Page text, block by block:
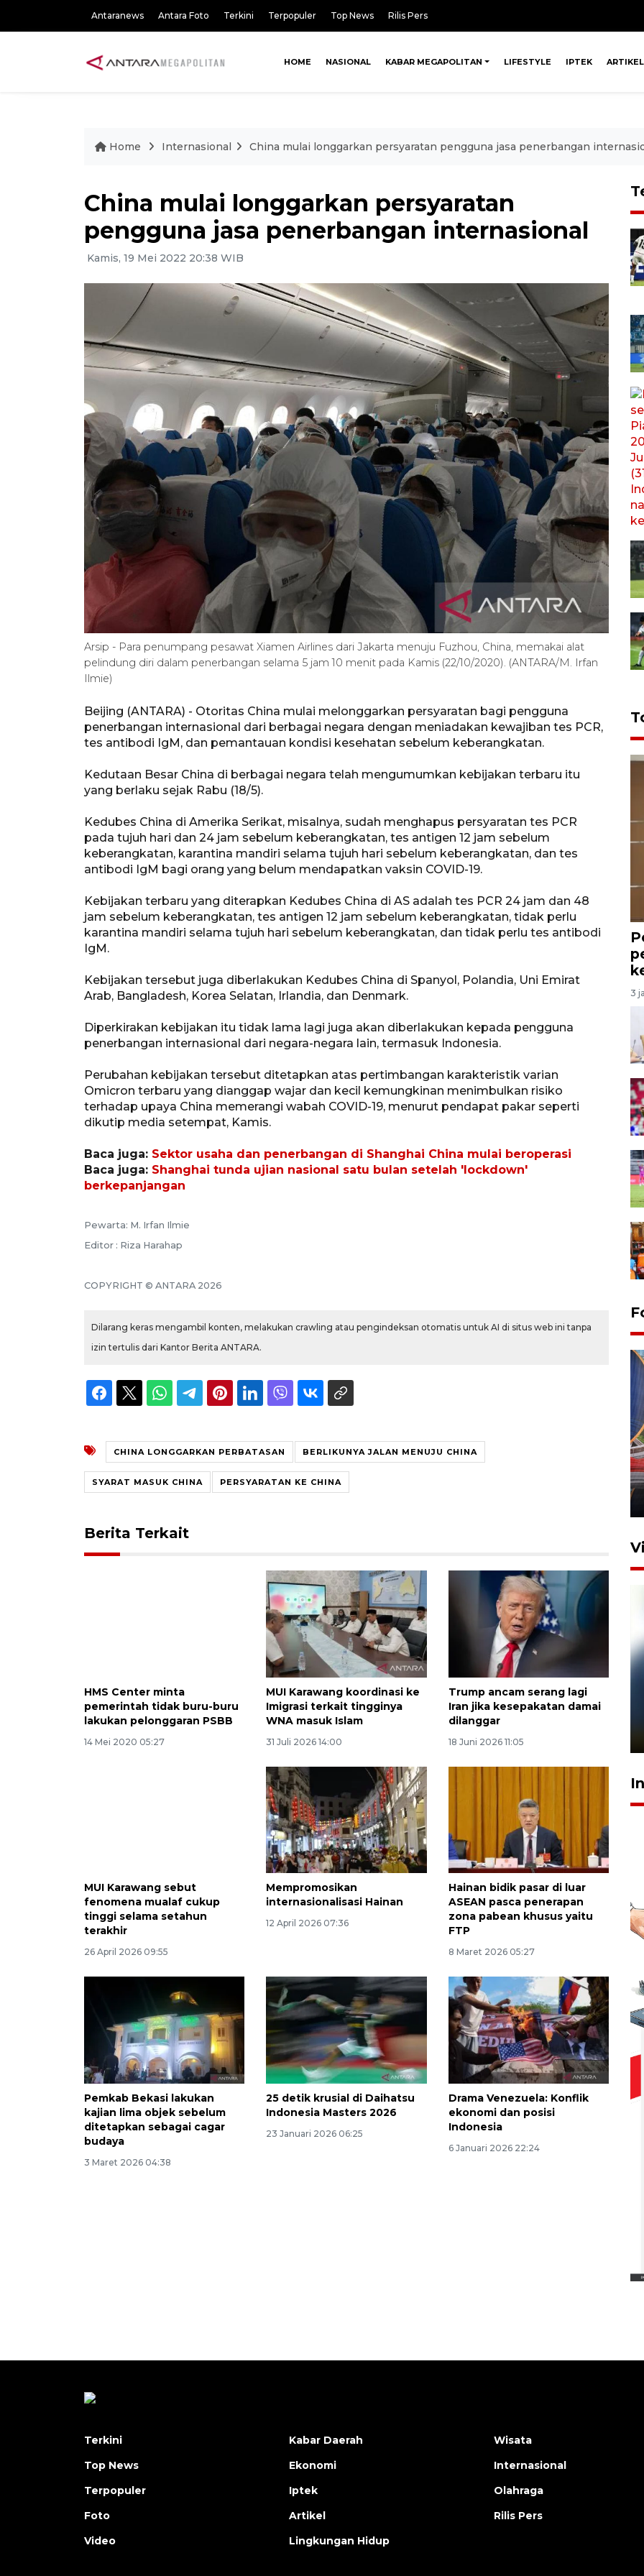
Antaranews Antara Foto Terkini Terpopuler Top News Rilis Pers
HOME NASIONAL KABAR MEGAPOLITAN LIFESTYLE IPTEK ARTIKEL
Home Internasional China mulai longgarkan persyaratan pengguna jasa penerbangan
China mulai longgarkan persyaratan
pengguna jasa penerbangan internasional
Kamis, 19 Mei 2022 20:38 WIB
Arsip - Para penumpang pesawat Xiamen Airlines dari Jakarta menuju Fuzhou, China, memakai alat
pelindung diri dalam penerbangan selama 5 jam 10 menit pada Kamis (22/10/2020). (ANTARA/M. Irfan
Ilmie)
Beijing (ANTARA) - Otoritas China mulai melonggarkan persyaratan bagi pengguna
penerbangan internasional dari berbagai negara dengan meniadakan kewajiban tes PCR,
tes antibodi IgM, dan pemantauan kondisi kesehatan sebelum keberangkatan.
Kedutaan Besar China di berbagai negara telah mengumumkan kebijakan terbaru itu
yang berlaku sejak Rabu (18/5).
Kedubes China di Amerika Serikat, misalnya, sudah menghapus persyaratan tes PCR
pada tujuh hari dan 24 jam sebelum keberangkatan, tes antigen 12 jam sebelum
keberangkatan, karantina mandiri selama tujuh hari sebelum keberangkatan, dan tes
antibodi IgM bagi orang yang belum mendapatkan vaksin COVID-19.
Kebijakan terbaru yang diterapkan Kedubes China di AS adalah tes PCR 24 jam dan 48
jam sebelum keberangkatan, tes antigen 12 jam sebelum keberangkatan, tidak perlu
karantina mandiri selama tujuh hari sebelum keberangkatan, dan tidak perlu tes antibodi
IgM.
Kebijakan tersebut juga diberlakukan Kedubes China di Spanyol, Polandia, Uni Emirat
Arab, Bangladesh, Korea Selatan, Irlandia, dan Denmark.
Diperkirakan kebijakan itu tidak lama lagi juga akan diberlakukan kepada pengguna
penerbangan internasional dari negara-negara lain, termasuk Indonesia.
Perubahan kebijakan tersebut ditetapkan atas pertimbangan karakteristik varian
Omicron terbaru yang dianggap wajar dan kecil kemungkinan menimbulkan risiko
terhadap upaya China memerangi wabah COVID-19, menurut pendapat pakar seperti
dikutip media setempat, Kamis.
Baca juga: Sektor usaha dan penerbangan di Shanghai China mulai beroperasi
Baca juga: Shanghai tunda ujian nasional satu bulan setelah 'lockdown'
berkepanjangan
Pewarta: M. Irfan Ilmie
Editor : Riza Harahap
COPYRIGHT © ANTARA 2026
Dilarang keras mengambil konten, melakukan crawling atau pengindeksan otomatis untuk AI di situs web ini tanpa
izin tertulis dari Kantor Berita ANTARA.
CHINA LONGGARKAN PERBATASAN BERLIKUNYA JALAN MENUJU CHINA
SYARAT MASUK CHINA PERSYARATAN KE CHINA
Berita Terkait
HMS Center minta
pemerintah tidak buru-buru
lakukan pelonggaran PSBB
14 Mei 2020 05:27
MUI Karawang koordinasi ke
Imigrasi terkait tingginya
WNA masuk Islam
31 Juli 2026 14:00
Trump ancam serang lagi
Iran jika kesepakatan damai
dilanggar
18 Juni 2026 11:05
MUI Karawang sebut
fenomena mualaf cukup
tinggi selama setahun
terakhir
26 April 2026 09:55
Mempromosikan
internasionalisasi Hainan
12 April 2026 07:36
Hainan bidik pasar di luar
ASEAN pasca penerapan
zona pabean khusus yaitu
FTP
8 Maret 2026 05:27
Pemkab Bekasi lakukan
kajian lima objek sebelum
ditetapkan sebagai cagar
budaya
3 Maret 2026 04:38
25 detik krusial di Daihatsu
Indonesia Masters 2026
23 Januari 2026 06:25
Drama Venezuela: Konflik
ekonomi dan posisi
Indonesia
6 Januari 2026 22:24
3
Komisi V DPR tinjau
perlintasan sebidang di
Pelanggan Filaha Farm setia
sampai 8 tahan?
Terkini
Top News
Terpopuler
Foto
Video
Kabar Daerah
Ekonomi
Iptek
Artikel
Lingkungan Hidup
Wisata
Internasional
Olahraga
Rilis Pers